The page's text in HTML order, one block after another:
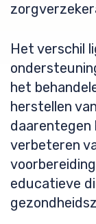
Het verschil
het
herstellen
daarentegen
verbeteren
educatieve